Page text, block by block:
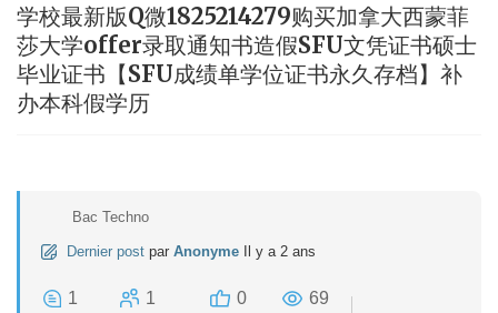
学校最新版Q微1825214279购买加拿大西蒙菲
莎大学offer录取通知书造假SFU文凭证书硕士
毕业证书【SFU成绩单学位证书永久存档】补
办本科假学历
Bac Techno
Dernier post par Anonyme Il y a 2 ans
1 1 0 69